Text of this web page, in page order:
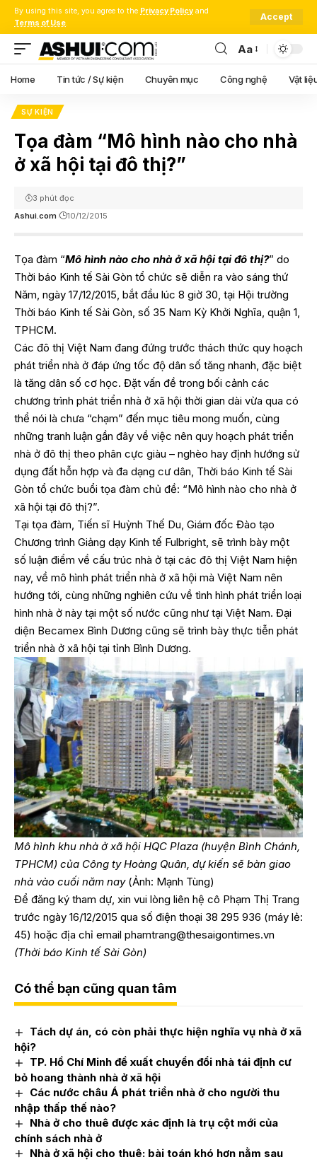
By using this site, you agree to the Privacy Policy and
Terms of Use.
Accept
Font
Resizer
Aa
Home Tin tức / Sự kiện Chuyên mục Công nghệ Vật
SỰ KIỆN
Tọa đàm “Mô hình nào cho nhà
ở xã hội tại đô thị?”
Ashui.com 10/12/2015
3 phút đọc
Tọa đàm “Mô hình nào cho nhà ở xã hội tại đô thị?” do
Thời báo Kinh tế Sài Gòn tổ chức sẽ diễn ra vào sáng thứ
Năm, ngày 17/12/2015, bắt đầu lúc 8 giờ 30, tại Hội trường
Thời báo Kinh tế Sài Gòn, số 35 Nam Kỳ Khởi Nghĩa, quận 1,
TPHCM.
Các đô thị Việt Nam đang đứng trước thách thức quy hoạch
phát triển nhà ở đáp ứng tốc độ dân số tăng nhanh, đặc biệt
là tăng dân số cơ học. Đặt vấn đề trong bối cảnh các
chương trình phát triển nhà ở xã hội thời gian dài vừa qua có
thể nói là chưa “chạm” đến mục tiêu mong muốn, cùng
những tranh luận gần đây về việc nên quy hoạch phát triển
nhà ở đô thị theo phân cực giàu – nghèo hay định hướng sử
dụng đất hỗn hợp và đa dạng cư dân, Thời báo Kinh tế Sài
Gòn tổ chức buổi tọa đàm chủ đề: “Mô hình nào cho nhà ở
xã hội tại đô thị?”.
Tại tọa đàm, Tiến sĩ Huỳnh Thế Du, Giám đốc Đào tạo
Chương trình Giảng dạy Kinh tế Fulbright, sẽ trình bày một
số luận điểm về cấu trúc nhà ở tại các đô thị Việt Nam hiện
nay, về mô hình phát triển nhà ở xã hội mà Việt Nam nên
hướng tới, cùng những nghiên cứu về tình hình phát triển loại
hình nhà ở này tại một số nước cũng như tại Việt Nam. Đại
diện Becamex Bình Dương cũng sẽ trình bày thực tiễn phát
triển nhà ở xã hội tại tỉnh Bình Dương.
Mô hình khu nhà ở xã hội HQC Plaza (huyện Bình Chánh,
TPHCM) của Công ty Hoàng Quân, dự kiến sẽ bàn giao
nhà vào cuối năm nay(Ảnh: Mạnh Tùng)
Để đăng ký tham dự, xin vui lòng liên hệ cô Phạm Thị Trang
trước ngày 16/12/2015 qua số điện thoại 38 295 936 (máy lẻ:
45) hoặc địa chỉ email phamtrang@thesaigontimes.vn
(Thời báo Kinh tế Sài Gòn)
Có thể bạn cũng quan tâm
Tách dự án, có còn phải thực hiện nghĩa vụ nhà ở xã
hội?
TP. Hồ Chí Minh đề xuất chuyển đổi nhà tái định cư
bỏ hoang thành nhà ở xã hội
Các nước châu Á phát triển nhà ở cho người thu
nhập thấp thế nào?
Nhà ở cho thuê được xác định là trụ cột mới của
chính sách nhà ở
Nhà ở xã hội cho thuê: bài toán khó hơn nằm sau